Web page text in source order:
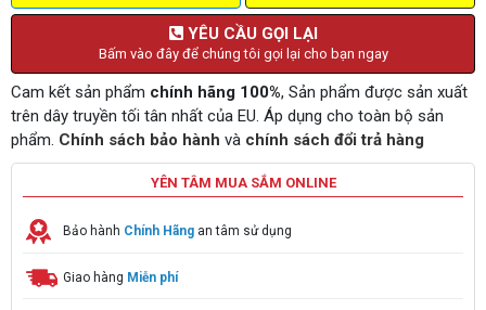
YÊU CẦU GỌI LẠI
Bấm vào đây để chúng tôi gọi lại cho bạn ngay
Cam kết sản phẩm chính hãng 100%, Sản phẩm được sản xuất
trên dây truyền tối tân nhất của EU. Áp dụng cho toàn bộ sản
phẩm. Chính sách bảo hành và chính sách đổi trả hàng
YÊN TÂM MUA SẮM ONLINE
Bảo hành Chính Hãng an tâm sử dụng
Giao hàng Miễn phí